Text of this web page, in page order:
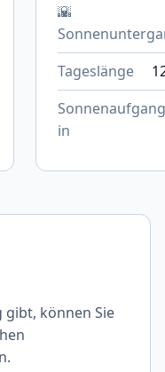
🌇
Tageslänge
Sonnenaufgang
in
gibt, können Sie